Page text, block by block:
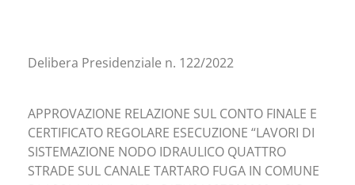
Delibera Presidenziale n. 122/2022
APPROVAZIONE RELAZIONE SUL CONTO FINALE E
CERTIFICATO REGOLARE ESECUZIONE “LAVORI DI
SISTEMAZIONE NODO IDRAULICO QUATTRO
STRADE SUL CANALE TARTARO FUGA IN COMUNE